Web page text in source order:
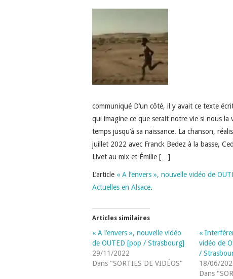
communiqué D’un côté, il y avait ce texte
qui imagine ce que serait notre vie si nous
temps jusqu’à sa naissance. La chanson,
juillet 2022 avec Franck Bedez à la basse,
Livet au mix et Émilie […]
L’article « A l’envers », nouvelle vidéo de
Actuelles en Alsace.
Articles similaires
« A l’envers », nouvelle vidéo
de OUTED [pop / Strasbourg]
29/11/2022
Dans "SORTIES DE VIDÉOS"
«
vidéo de
/
18/06/
Dans